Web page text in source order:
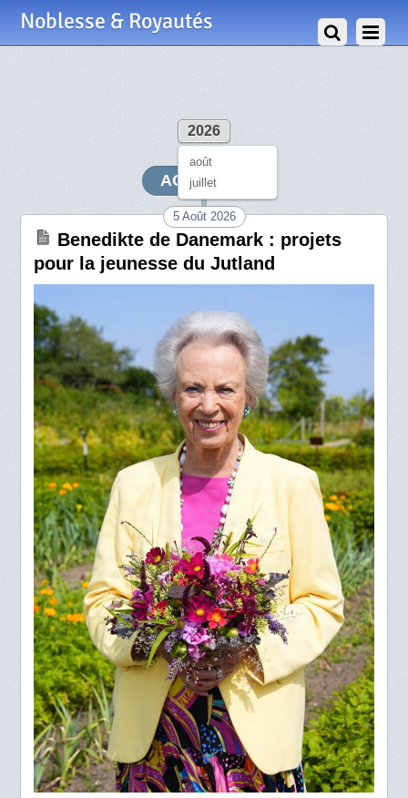
Noblesse & Royautés
2026
août
juillet
AOÛT 2026
5 Août 2026
Benedikte de Danemark : projets
pour la jeunesse du Jutland